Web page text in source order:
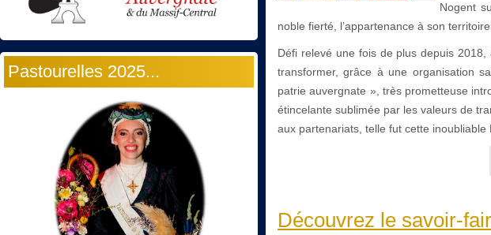
Pastourelles 2025...
Nogent
noble fierté, l’appartenance à son
Défi relevé une fois de plus depuis
transformer, grâce à une organisation
patrie auvergnate », très prometteuse
étincelante sublimée par les valeurs de
aux partenariats, telle fut cette inoubliable
Découvrez le savoir-